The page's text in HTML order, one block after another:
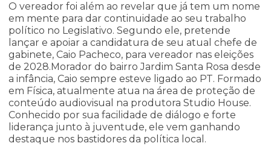
O vereador foi além ao revelar que já tem um nome
em mente para dar continuidade ao seu trabalho
político no Legislativo. Segundo ele, pretende
lançar e apoiar a candidatura de seu atual chefe de
gabinete, Caio Pacheco, para vereador nas eleições
de 2028.Morador do bairro Jardim Santa Rosa desde
a infância, Caio sempre esteve ligado ao PT. Formado
em Física, atualmente atua na área de proteção de
conteúdo audiovisual na produtora Studio House.
Conhecido por sua facilidade de diálogo e forte
liderança junto à juventude, ele vem ganhando
destaque nos bastidores da política local.